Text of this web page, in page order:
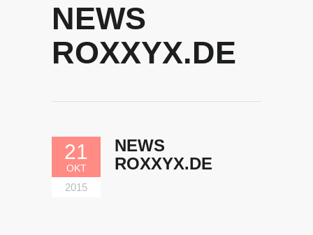
NEWS
ROXXYX.DE
21
OKT
2015
NEWS
ROXXYX.DE